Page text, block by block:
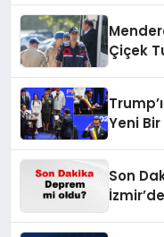
Çiçek
Yeni
Son